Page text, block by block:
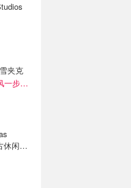
夹克
滑雪级防护，保暖防风一步到位！仅剩s！
休闲鞋